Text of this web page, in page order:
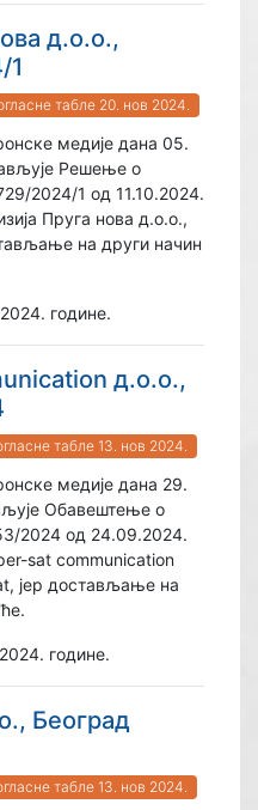
д.о.о.,
1
табле 20. нов 2024.
медије дана 05.
Решење о
2024/1 од 11.10.2024.
Пруга нова д.о.о.,
на други начин
године.
д.о.о.,
табле 13. нов 2024.
медије дана 29.
Обавештење о
2024 од 24.09.2024.
sat communication
јер достављање на
године.
Београд
табле 13. нов 2024.